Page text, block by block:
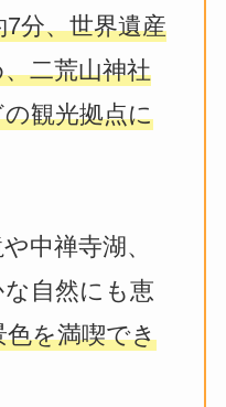
分、世界遺産
二荒山神社
観光拠点に
中禅寺湖、
自然にも恵
色を満喫でき